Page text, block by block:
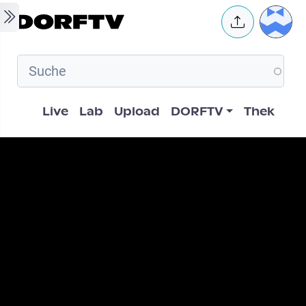
Skip to main content User
Hauptnavigation
Live Lab Upload DORFTV Thek